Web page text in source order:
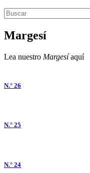
Margesí
Lea nuestro Margesíaquí
N.° 26
N.° 25
N.° 24